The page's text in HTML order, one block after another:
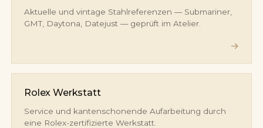
Aktuelle und vintage Stahlreferenzen — Submariner,
GMT, Daytona, Datejust — geprüft im Atelier.
→
Rolex Werkstatt
Service und kantenschonende Aufarbeitung durch
eine Rolex-zertifizierte Werkstatt.